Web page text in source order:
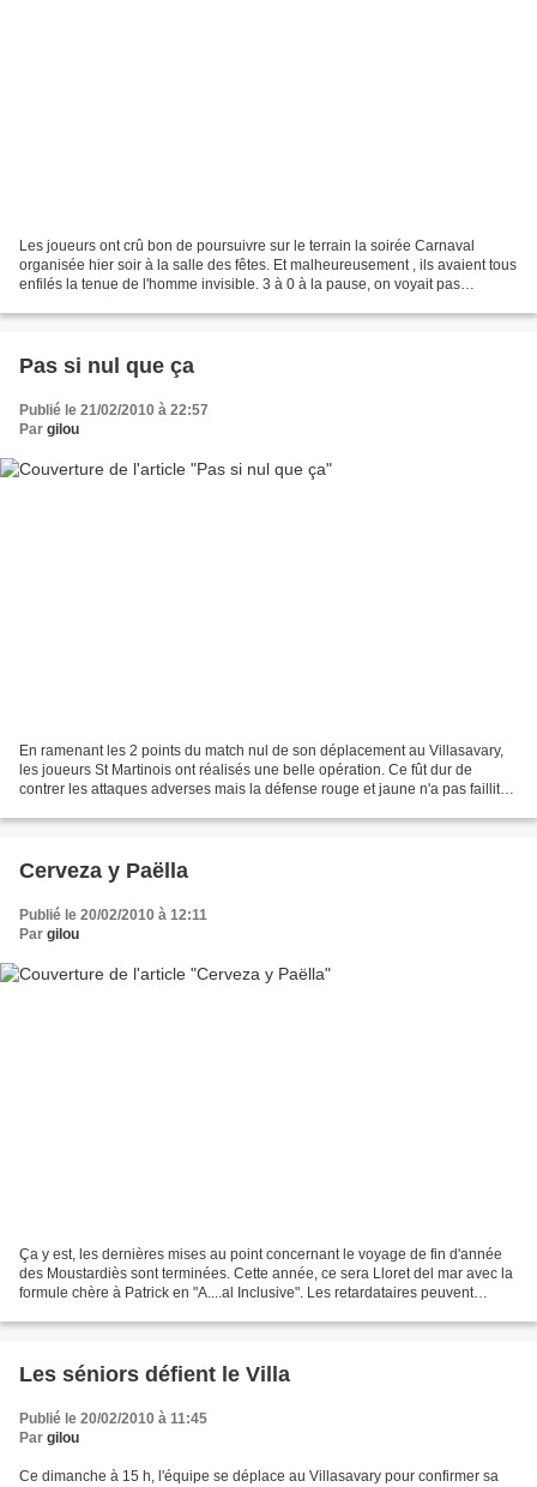
Les joueurs ont crû bon de poursuivre sur le terrain la soirée Carnaval
organisée hier soir à la salle des fêtes. Et malheureusement , ils avaient tous
enfilés la tenue de l'homme invisible. 3 à 0 à la pause, on voyait pas
Pas si nul que ça
Publié le 21/02/2010 à 22:57
Par gilou
En ramenant les 2 points du match nul de son déplacement au Villasavary,
les joueurs St Martinois ont réalisés une belle opération. Ce fût dur de
contrer les attaques adverses mais la défense rouge et jaune n'a pas faillit
Cerveza y Paëlla
Publié le 20/02/2010 à 12:11
Par gilou
Ça y est, les dernières mises au point concernant le voyage de fin d'année
des Moustardiès sont terminées. Cette année, ce sera Lloret del mar avec la
formule chère à Patrick en "A....al Inclusive". Les retardataires peuvent
Les séniors défient le Villa
Publié le 20/02/2010 à 11:45
Par gilou
Ce dimanche à 15 h, l'équipe se déplace au Villasavary pour confirmer sa